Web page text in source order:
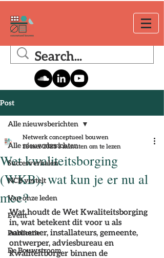
Post
Alle nieuwsberichten
Succesverhalen
NCB vertelt
Van onze leden
Event
Publicatie
De Bouwstroom
Alle nieuwsberichten
Wet kwaliteitsborging
(WKB), wat kun je er nu al
mee?
Netwerk conceptueel bouwen
18 mei 2021 3 minuten om te lezen
Wat houdt de Wet Kwaliteitsborging
in, wat betekent dit voor u als
aannemer, installateurs, gemeente,
ontwerper, adviesbureau en
kwaliteitborger binnen de